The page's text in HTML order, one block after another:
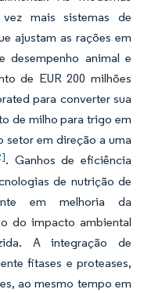
mais sistemas de
ajustam as rações em
desempenho animal e
de EUR 200 milhões
para converter sua
de milho para trigo em
setor em direção a uma
. Ganhos de eficiência
de nutrição de
em melhoria da
do impacto ambiental
A integração de
fitases e proteases,
ao mesmo tempo em